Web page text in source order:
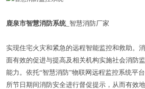
鹿泉市智慧消防系统_智慧消防厂家
实现住宅火灾和紧急的远程智能监控和救助。
面有效的促进与提高及相关机构实施社会消防
能力。依托“智慧消防”物联网远程监控系统平
所节日期间消防安全进行督促提示，从而有效